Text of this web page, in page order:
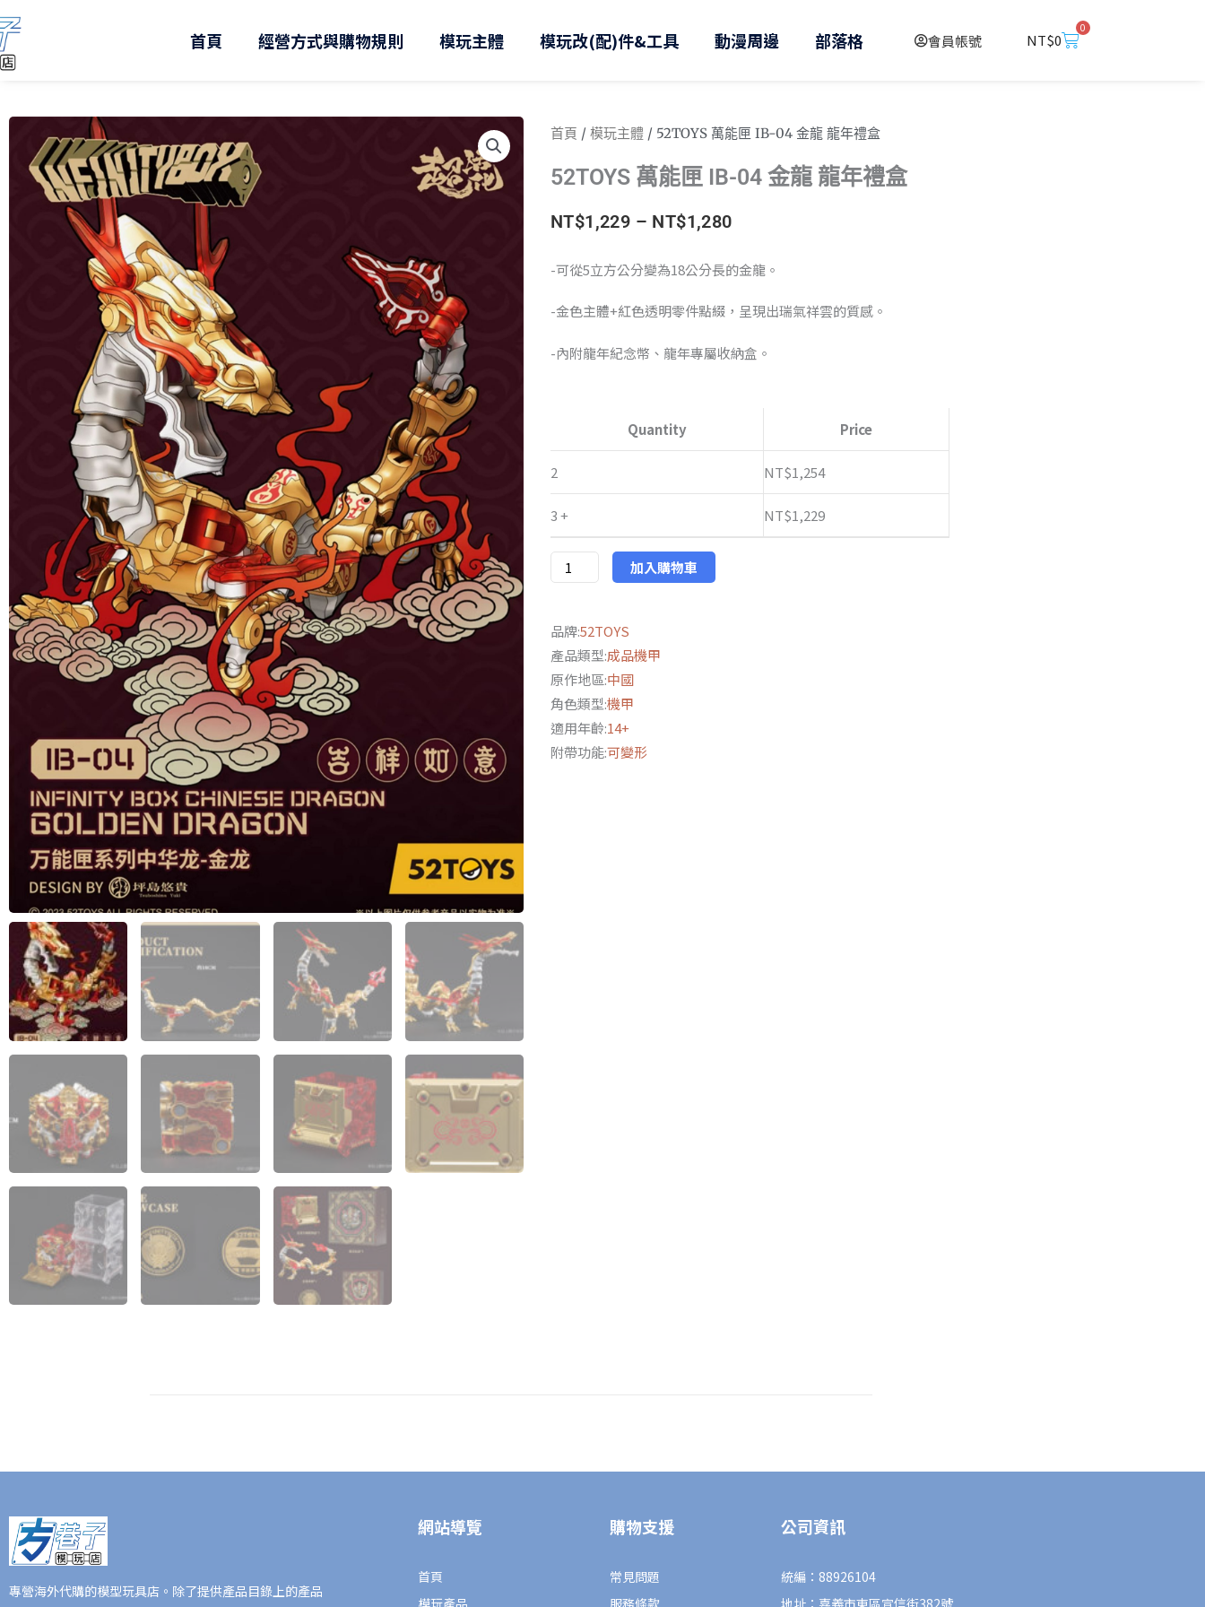
至
主
首頁 經營方式與購物規則 模玩主體 模玩改(配)件&工具 動漫周邊 部落格 會員帳號 NT$0
0
購
物
首頁 / 模玩主體 / 52TOYS 萬能匣 IB-04 金龍 龍年禮盒
52TOYS 萬能匣 IB-04 金龍 龍年禮盒
NT$1,229 – NT$1,280價
NT$1,229
-可從5立方公分變為18公分長的金龍。
-金色主體+紅色透明零件點綴，呈現出瑞氣祥雲的質感。
-內附龍年紀念幣、龍年專屬收納盒。
Quantity Price
2 NT$1,254
3 + NT$1,229
匣
IB-
04
金
禮
盒
數
量
加入購物車
品牌:52TOYS
產品類型:成品機甲
原作地區:中國
角色類型:機甲
適用年齡:14+
附帶功能:可變形
專營海外代購的模型玩具店。除了提供產品目錄上的產品
網站導覽
首頁
模玩產品
購物支援
常見問題
服務條款
公司資訊
統編：88926104
地址：嘉義市東區宣信街382號